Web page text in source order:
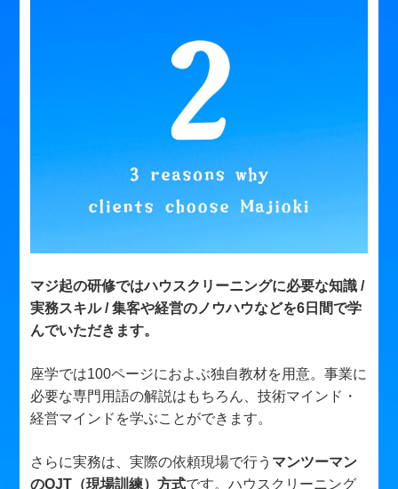
マジ起の研修ではハウスクリーニングに必要な知識 /
実務スキル / 集客や経営のノウハウなどを6日間で学
んでいただきます。
座学では100ページにおよぶ独自教材を用意。事業に
必要な専門用語の解説はもちろん、技術マインド・
経営マインドを学ぶことができます。
さらに実務は、実際の依頼現場で行う マンツーマン
のOJT（現場訓練）方式です。ハウスクリーニング